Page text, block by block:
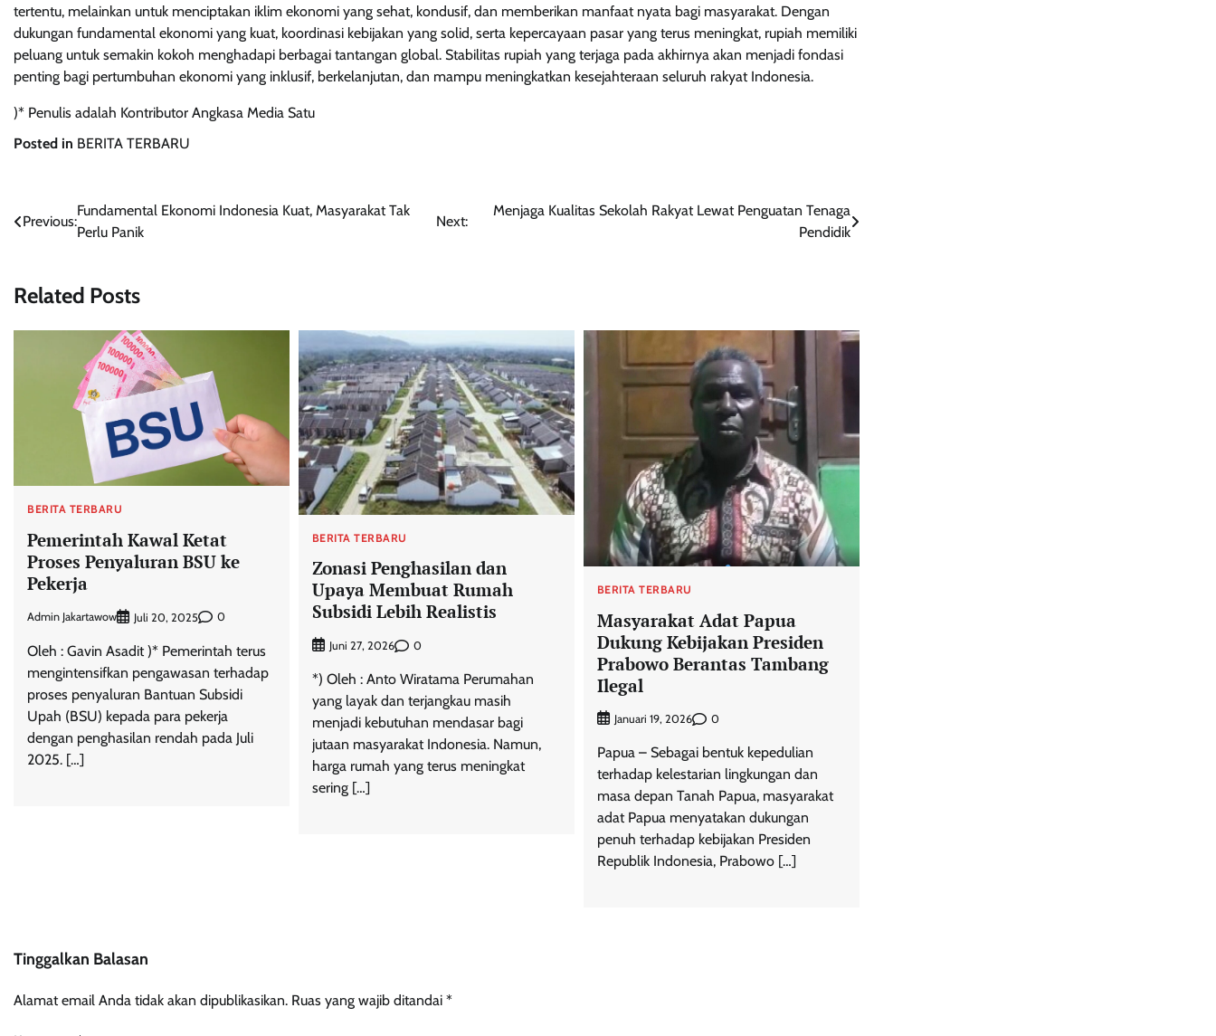
tertentu, melainkan untuk menciptakan iklim ekonomi yang sehat, kondusif, dan memberikan manfaat nyata bagi masyarakat. Dengan
dukungan fundamental ekonomi yang kuat, koordinasi kebijakan yang solid, serta kepercayaan pasar yang terus meningkat, rupiah memiliki
peluang untuk semakin kokoh menghadapi berbagai tantangan global. Stabilitas rupiah yang terjaga pada akhirnya akan menjadi fondasi
penting bagi pertumbuhan ekonomi yang inklusif, berkelanjutan, dan mampu meningkatkan kesejahteraan seluruh rakyat Indonesia.
)* Penulis adalah Kontributor Angkasa Media Satu
Posted in BERITA TERBARU
Navigasi
Previous:
Fundamental Ekonomi Indonesia Kuat, Masyarakat Tak
Perlu Panik
Next:
Menjaga Kualitas Sekolah Rakyat Lewat Penguatan Tenaga
Pendidik
Related Posts
BERITA TERBARU
Pemerintah Kawal Ketat
Proses Penyaluran BSU ke
Pekerja
Admin Jakartawow Juli 20, 2025 0
Oleh : Gavin Asadit )* Pemerintah terus
mengintensifkan pengawasan terhadap
proses penyaluran Bantuan Subsidi
Upah (BSU) kepada para pekerja
dengan penghasilan rendah pada Juli
2025. […]
BERITA TERBARU
Zonasi Penghasilan dan
Upaya Membuat Rumah
Subsidi Lebih Realistis
Juni 27, 2026 0
*) Oleh : Anto Wiratama Perumahan
yang layak dan terjangkau masih
menjadi kebutuhan mendasar bagi
jutaan masyarakat Indonesia. Namun,
harga rumah yang terus meningkat
sering […]
BERITA TERBARU
Masyarakat Adat Papua
Dukung Kebijakan Presiden
Prabowo Berantas Tambang
Ilegal
Januari 19, 2026 0
Papua – Sebagai bentuk kepedulian
terhadap kelestarian lingkungan dan
masa depan Tanah Papua, masyarakat
adat Papua menyatakan dukungan
penuh terhadap kebijakan Presiden
Republik Indonesia, Prabowo […]
Tinggalkan Balasan
Alamat email Anda tidak akan dipublikasikan. Ruas yang wajib ditandai *